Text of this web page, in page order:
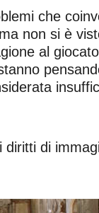
che
non si è
al
di